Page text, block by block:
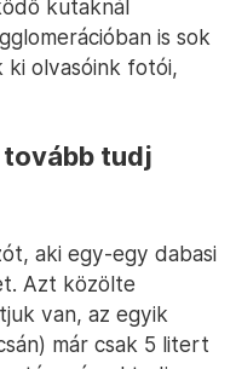
kutaknál
is sok
ki olvasóink fotói,
tudj
aki egy-egy dabasi
Azt közölte
van, az egyik
már csak 5 litert